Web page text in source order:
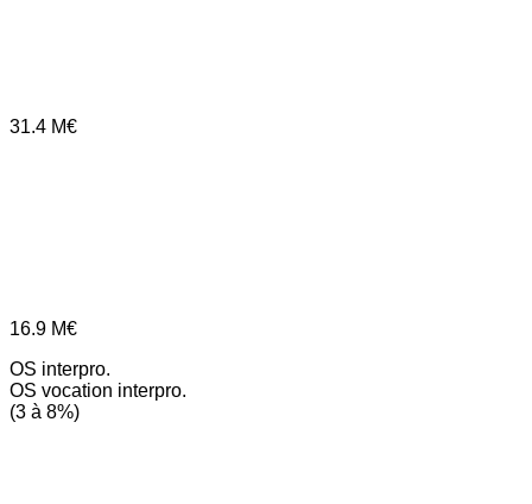
31.4 M€
16.9 M€
OS interpro.
OS vocation interpro.
(3 à 8%)